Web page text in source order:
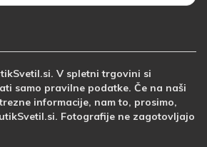
V spletni trgovini si
samo pravilne podatke. Če na naši
informacije, nam to, prosimo,
Fotografije ne zagotovljajo